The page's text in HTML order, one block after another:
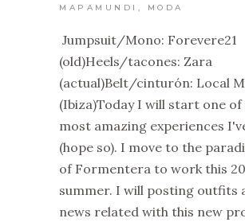
MAPAMUNDI , MODA
Jumpsuit/Mono: Forevere21
(old)Heels/tacones: Zara
(actual)Belt/cinturón: Local
(Ibiza)Today I will start one of
most amazing experiences
(hope so). I move to the
of Formentera to work this
summer. I will posting outfits
news related with this new